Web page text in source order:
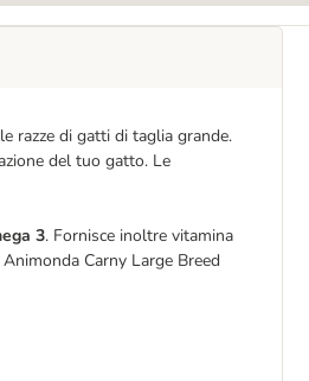
razze di gatti di taglia grande.
del tuo gatto. Le
3. Fornisce inoltre vitamina
Carny Large Breed